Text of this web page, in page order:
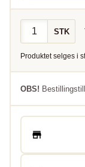
STK
Produktet selges i
OBS!